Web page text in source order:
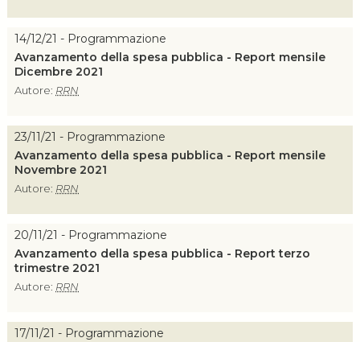
14/12/21 - Programmazione
Avanzamento della spesa pubblica - Report mensile
Dicembre 2021
Autore: RRN
23/11/21 - Programmazione
Avanzamento della spesa pubblica - Report mensile
Novembre 2021
Autore: RRN
20/11/21 - Programmazione
Avanzamento della spesa pubblica - Report terzo
trimestre 2021
Autore: RRN
17/11/21 - Programmazione